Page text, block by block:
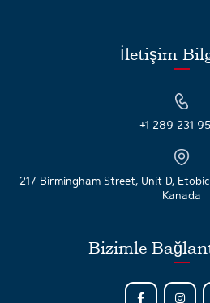
İletişim
+1 289 231
217 Birmingham Street, Unit D,
Kanada
Bizimle